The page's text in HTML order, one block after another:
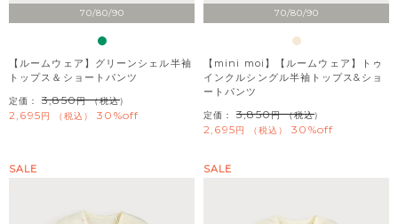
70/80/90
【ルームウェア】グリーンシェル半袖
トップス＆ショートパンツ
定価： 3,850 （税込）
2,695 税込 30%off
70/80/90
【mini moi】【ルームウェア】トゥ
インクルシングル半袖トップス&ショ
ートパンツ
定価： 3,850 （税込）
2,695 税込 30%off
SALE SALE